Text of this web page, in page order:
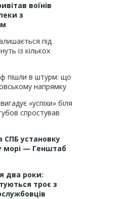
воїнів
з
під
із кількох
пішли в штурм: що
напрямку
«успіхи» біля
спростував
установку
морі — Генштаб
два роки:
троє з